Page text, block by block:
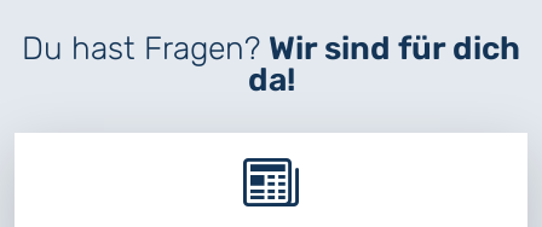
Du hast Fragen? Wir sind für dich
da!